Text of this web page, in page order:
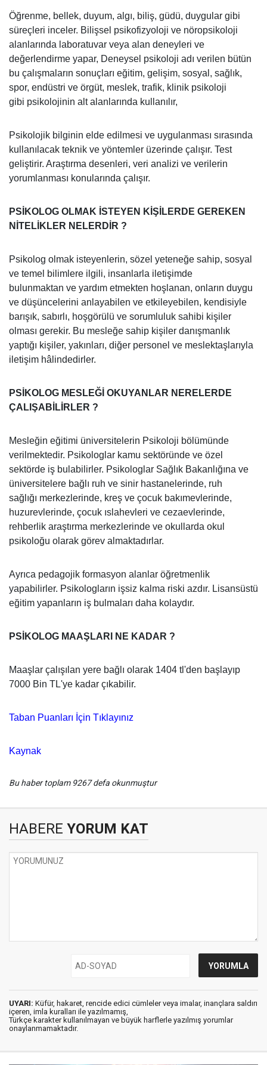
Öğrenme, bellek, duyum, algı, biliş, güdü, duygular gibi
süreçleri inceler. Bilişsel psikofizyoloji ve nöropsikoloji
alanlarında laboratuvar veya alan deneyleri ve
değerlendirme yapar, Deneysel psikoloji adı verilen bütün
bu çalışmaların sonuçları eğitim, gelişim, sosyal, sağlık,
spor, endüstri ve örgüt, meslek, trafik, klinik psikoloji
gibi psikolojinin alt alanlarında kullanılır,
Psikolojik bilginin elde edilmesi ve uygulanması sırasında
kullanılacak teknik ve yöntemler üzerinde çalışır. Test
geliştirir. Araştırma desenleri, veri analizi ve verilerin
yorumlanması konularında çalışır.
PSİKOLOG OLMAK İSTEYEN KİŞİLERDE GEREKEN
NİTELİKLER NELERDİR ?
Psikolog olmak isteyenlerin, sözel yeteneğe sahip, sosyal
ve temel bilimlere ilgili, insanlarla iletişimde
bulunmaktan ve yardım etmekten hoşlanan, onların duygu
ve düşüncelerini anlayabilen ve etkileyebilen, kendisiyle
barışık, sabırlı, hoşgörülü ve sorumluluk sahibi kişiler
olması gerekir. Bu mesleğe sahip kişiler danışmanlık
yaptığı kişiler, yakınları, diğer personel ve meslektaşlarıyla
iletişim hâlindedirler.
PSİKOLOG MESLEĞİ OKUYANLAR NERELERDE
ÇALIŞABİLİRLER ?
Mesleğin eğitimi üniversitelerin Psikoloji bölümünde
verilmektedir. Psikologlar kamu sektöründe ve özel
sektörde iş bulabilirler. Psikologlar Sağlık Bakanlığına ve
üniversitelere bağlı ruh ve sinir hastanelerinde, ruh
sağlığı merkezlerinde, kreş ve çocuk bakımevlerinde,
huzurevlerinde, çocuk ıslahevleri ve cezaevlerinde,
rehberlik araştırma merkezlerinde ve okullarda okul
psikoloğu olarak görev almaktadırlar.
Ayrıca pedagojik formasyon alanlar öğretmenlik
yapabilirler. Psikologların işsiz kalma riski azdır. Lisansüstü
eğitim yapanların iş bulmaları daha kolaydır.
PSİKOLOG MAAŞLARI NE KADAR ?
Maaşlar çalışılan yere bağlı olarak 1404 tl'den başlayıp
7000 Bin TL'ye kadar çıkabilir.
Taban Puanları İçin Tıklayınız
Kaynak
Bu haber toplam 9267 defa okunmuştur
HABERE YORUM KAT
UYARI: Küfür, hakaret, rencide edici cümleler veya imalar, inançlara saldırı
içeren, imla kuralları ile yazılmamış,
Türkçe karakter kullanılmayan ve büyük harflerle yazılmış yorumlar
onaylanmamaktadır.